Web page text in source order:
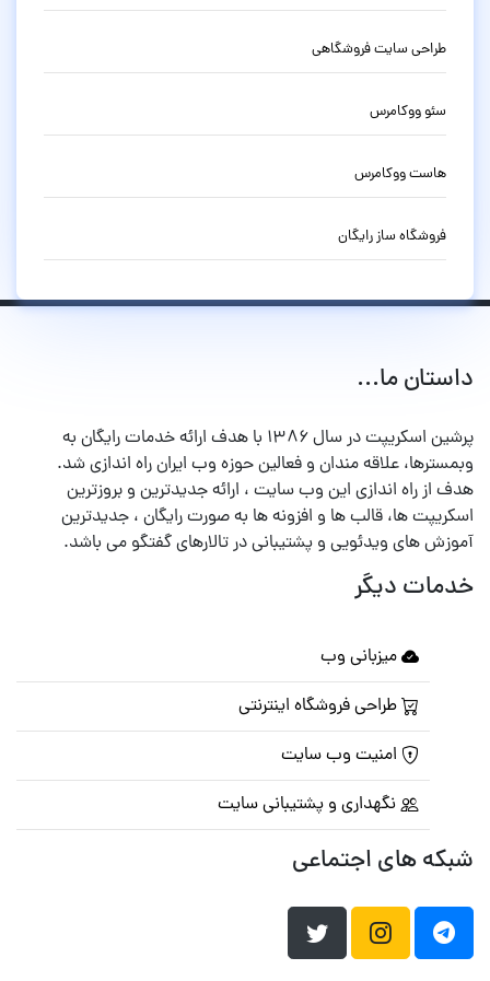
طراحی سایت فروشگاهی
سئو ووکامرس
هاست ووکامرس
فروشگاه ساز رایگان
داستان ما...
پرشین اسکریپت در سال ۱۳۸۶ با هدف ارائه خدمات رایگان به
وبمسترها، علاقه مندان و فعالین حوزه وب ایران راه اندازی شد.
هدف از راه اندازی این وب سایت ، ارائه جدیدترین و بروزترین
اسکریپت ها، قالب ها و افزونه ها به صورت رایگان ، جدیدترین
آموزش های ویدئویی و پشتیبانی در تالارهای گفتگو می باشد.
خدمات دیگر
میزبانی وب
طراحی فروشگاه اینترنتی
امنیت وب سایت
نگهداری و پشتیبانی سایت
شبکه های اجتماعی